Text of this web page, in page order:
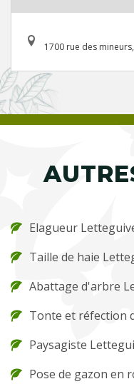
1700 rue des
Elagueur
Taille de haie
Abattage d'arbre
Tonte et réfection
Paysagiste
Pose de gazon en